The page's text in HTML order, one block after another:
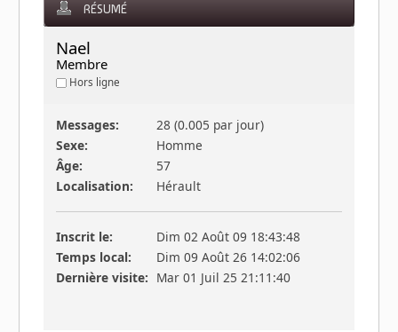
RÉSUMÉ
Nael
Membre
Hors ligne
Messages:
28 (0.005 par jour)
Sexe:
Homme
Âge:
57
Localisation:
Hérault
Inscrit le:
Dim 02 Août 09 18:43:48
Temps local:
Dim 09 Août 26 14:02:06
Dernière visite: Mar 01 Juil 25 21:11:40